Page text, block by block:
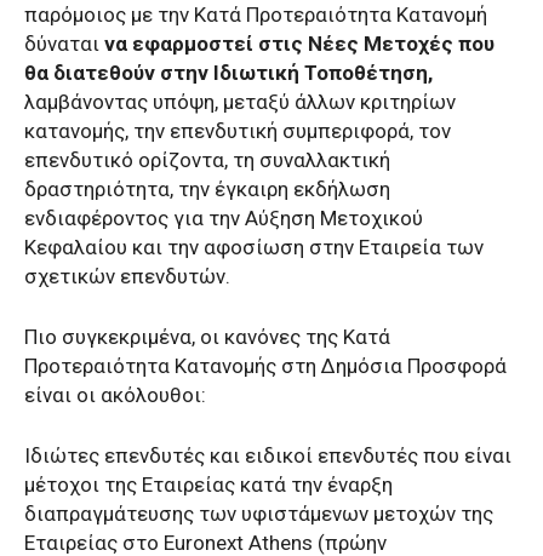
παρόμοιος με την Κατά Προτεραιότητα Κατανομή
δύναται να εφαρμοστεί στις Νέες Μετοχές που
θα διατεθούν στην Ιδιωτική Τοποθέτηση,
λαμβάνοντας υπόψη, μεταξύ άλλων κριτηρίων
κατανομής, την επενδυτική συμπεριφορά, τον
επενδυτικό ορίζοντα, τη συναλλακτική
δραστηριότητα, την έγκαιρη εκδήλωση
ενδιαφέροντος για την Αύξηση Μετοχικού
Κεφαλαίου και την αφοσίωση στην Εταιρεία των
σχετικών επενδυτών.
Πιο συγκεκριμένα, οι κανόνες της Κατά
Προτεραιότητα Κατανομής στη Δημόσια Προσφορά
είναι οι ακόλουθοι:
Ιδιώτες επενδυτές και ειδικοί επενδυτές που είναι
μέτοχοι της Εταιρείας κατά την έναρξη
διαπραγμάτευσης των υφιστάμενων μετοχών της
Εταιρείας στο Euronext Athens (πρώην